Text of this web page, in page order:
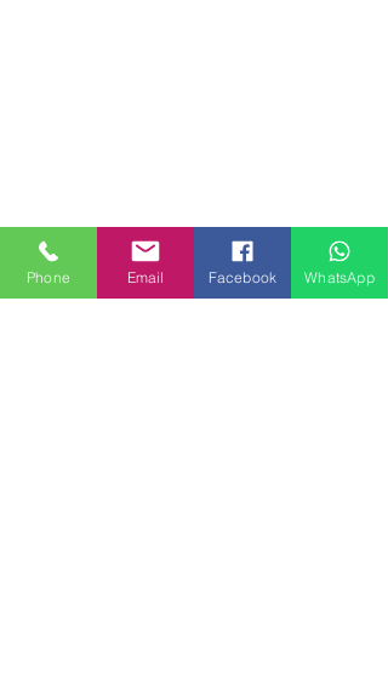
MILANHOUSES
Phone Email Facebook WhatsApp